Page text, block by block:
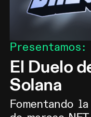
Presentamos:
El Duelo
Solana
Fomentando